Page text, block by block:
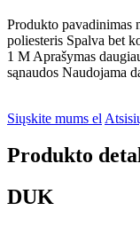
Produkto pavadinimas
poliesteris Spalva bet
1 M Aprašymas
sąnaudos Naudojama
Siųskite mums el
Produkto
DUK